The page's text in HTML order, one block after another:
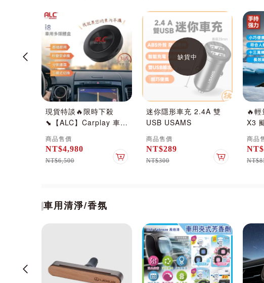
加入購物車
現貨特談🔥限時下殺
⬊【ALC】Carplay 車用
多媒體盒 i8 _車機秒變
安卓機(不適用於AUTO
SHOW / Demo Mode
等車款)
商品售價
NT$4,980
NT$6,500 加入購物車
缺貨中
迷你隱形車充 2.4A 雙
USB USAMS
商品售價
NT$289
NT$300 加入購物車
🔥
X3
大功
塵器
商品
車用清淨/香氛